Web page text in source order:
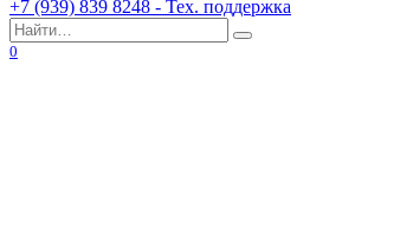
+7 (939) 839 8248 - Тех. поддержка
Search
for:
0